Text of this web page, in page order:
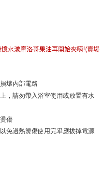
水漾摩洛哥果油再開始夾唷!(賣場
壞內部電路
，請勿帶入浴室使用或放置有水
傷
免過熱燙傷使用完畢應拔掉電源